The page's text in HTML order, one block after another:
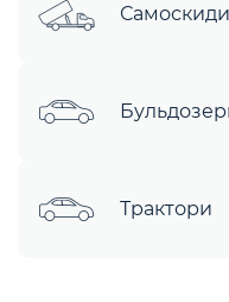
Самоскиди
Трактори